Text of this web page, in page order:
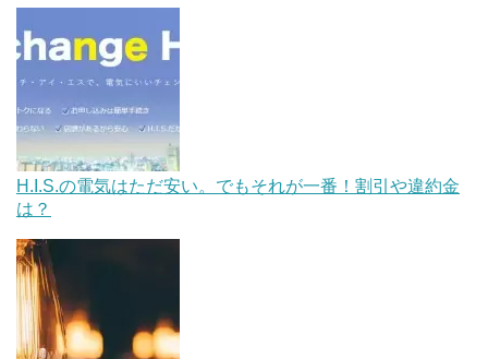
H.I.S.の電気はただ安い。でもそれが一番！割引や違約金
は？